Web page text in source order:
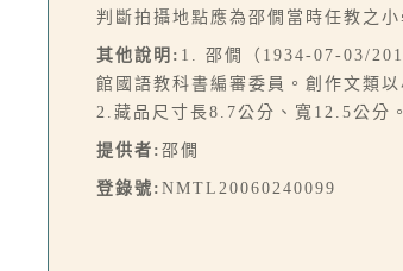
判斷拍攝地點應為邵僩當時任教之
其他說明: 1. 邵僩（1934-07-03/
館國語教科書編審委員。創作文類
2.藏品尺寸長8.7公分、寬12.5公分
提供者: 邵僩
登錄號: NMTL20060240099